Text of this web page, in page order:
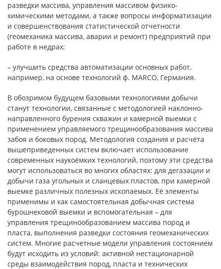
разведки массива, управления массивом физико-
химическими методами, а также вопросы информатизации
и совершенствования статистической отчетности
(геомеханика массива, аварии и ремонт) предприятий при
работе в недрах;
– улучшить средства автоматизации основных работ,
например, на основе технологий ф. МARCO, Германия.
В обозримом будущем базовыми технологиями добычи
станут технологии, связанные с методологией наклонно-
направленного бурения скважин и камерной выемки с
применением управляемого трещинообразования массива
забоя и боковых пород. Методология создания и расчёта
вышеприведенных систем включает использование
современных наукоёмких технологий, поэтому эти средства
могут использоваться во многих областях: для дегазации и
добычи газа угольных и сланцевых пластов, при камерной
выемке различных полезных ископаемых. Её элементы
применимы и как самостоятельная добычная система
бурошнековой выемки и вспомогательная – для
управления трещинообразованием массива пород и
пласта, выполнения разведки состояния геомеханических
систем. Многие расчетные модели управления состоянием
будут исходить из условий: активной нестационарной
среды взаимодействия пород, пласта и технических